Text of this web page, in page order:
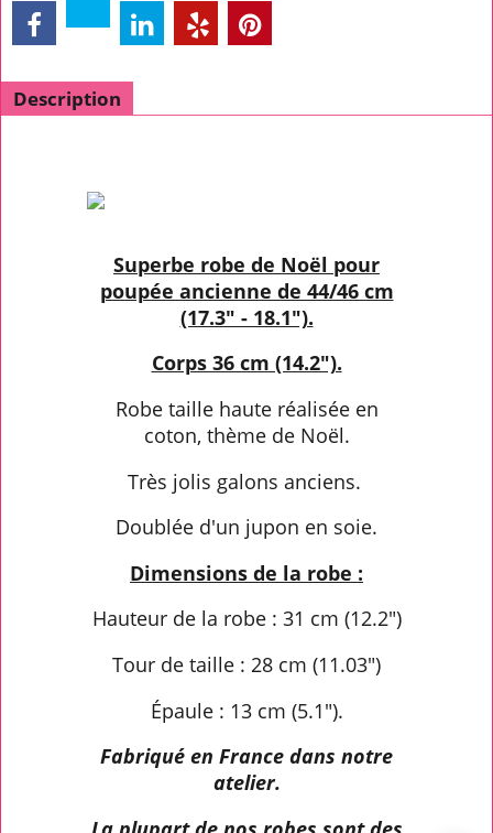
Description
Superbe robe de Noël pour
poupée ancienne de 44/46 cm
(17.3" - 18.1").
Corps 36 cm (14.2").
Robe taille haute réalisée en
coton, thème de Noël.
Très jolis galons anciens.
Doublée d'un jupon en soie.
Dimensions de la robe :
Hauteur de la robe : 31 cm (12.2")
Tour de taille : 28 cm (11.03")
Épaule : 13 cm (5.1").
Fabriqué en France dans notre
atelier.